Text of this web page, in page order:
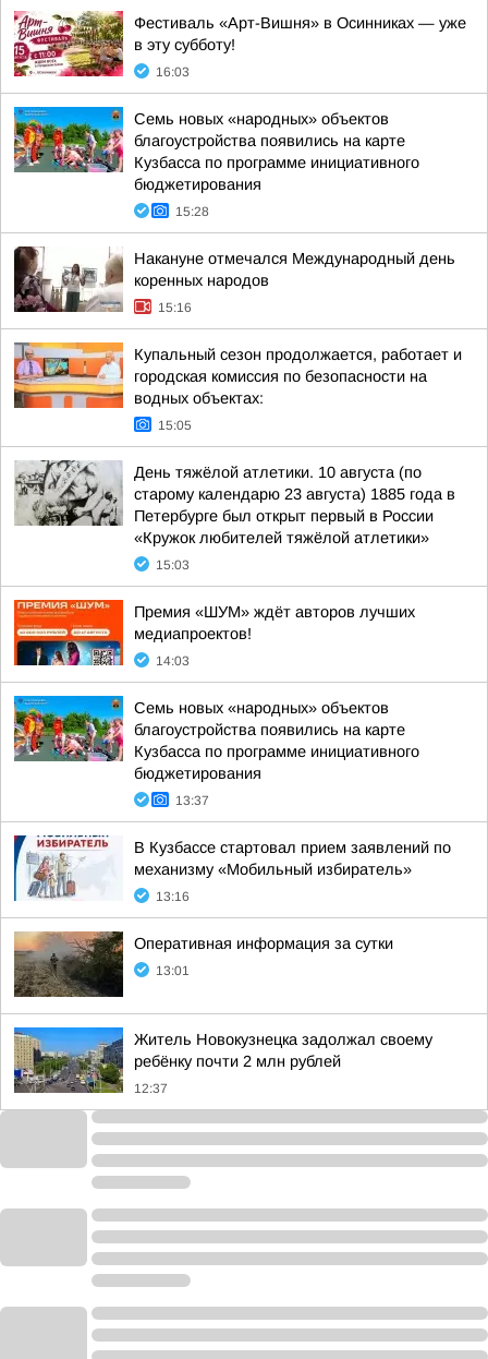
Фестиваль «Арт-Вишня» в Осинниках — уже
в эту субботу!
16:03
Семь новых «народных» объектов
благоустройства появились на карте
Кузбасса по программе инициативного
бюджетирования
15:28
Накануне отмечался Международный день
коренных народов
15:16
Купальный сезон продолжается, работает и
городская комиссия по безопасности на
водных объектах:
15:05
День тяжёлой атлетики. 10 августа (по
старому календарю 23 августа) 1885 года в
Петербурге был открыт первый в России
«Кружок любителей тяжёлой атлетики»
15:03
Премия «ШУМ» ждёт авторов лучших
медиапроектов!
14:03
Семь новых «народных» объектов
благоустройства появились на карте
Кузбасса по программе инициативного
бюджетирования
13:37
В Кузбассе стартовал прием заявлений по
механизму «Мобильный избиратель»
13:16
Оперативная информация за сутки
13:01
Житель Новокузнецка задолжал своему
ребёнку почти 2 млн рублей
12:37